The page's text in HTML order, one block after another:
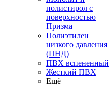
полистирол с
поверхностью
Призма
Полиэтилен
низкого давления
(ПНД)
ПВХ вспененный
Жесткий ПВХ
Ещё